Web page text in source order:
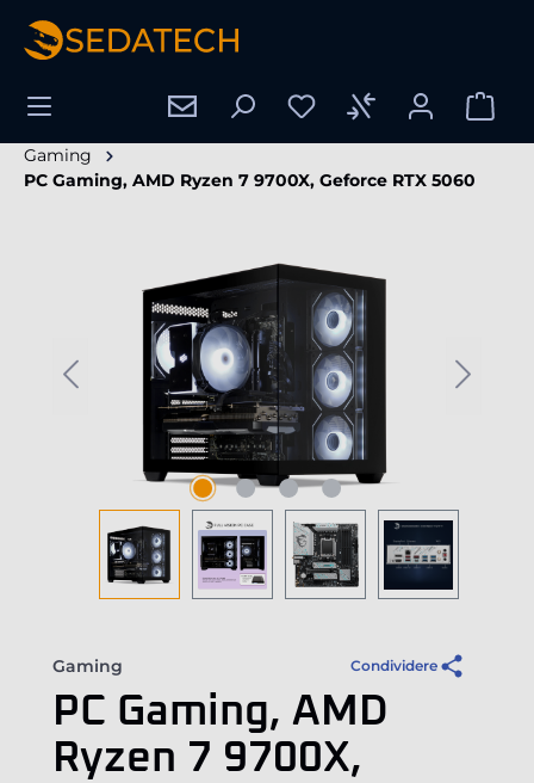
principale
Gaming
PC Gaming, AMD Ryzen 7 9700X, Geforce RTX 5060
Gaming Condividere
PC Gaming, AMD
Ryzen 7 9700X,